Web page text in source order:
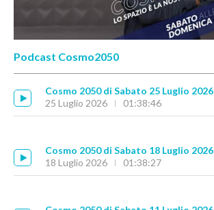
Podcast Cosmo2050
Cosmo 2050 di Sabato 25 Luglio 2026
25 Luglio 2026
01:38:46
Cosmo 2050 di Sabato 18 Luglio 2026
18 Luglio 2026
01:38:27